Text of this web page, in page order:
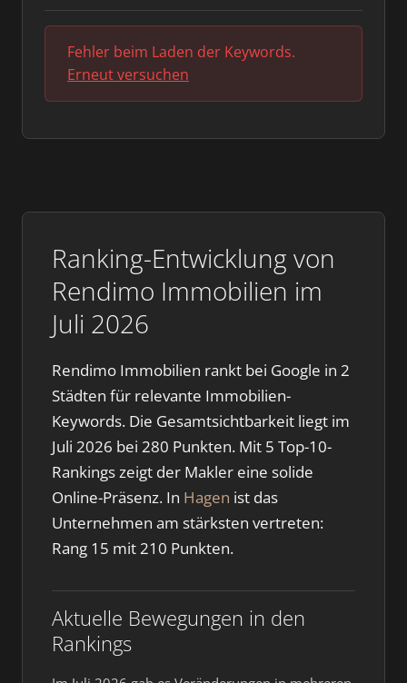
Ranking-Entwicklung von
Rendimo Immobilien im
Juli 2026
Rendimo Immobilien rankt bei Google in 2
Städten für relevante Immobilien-
Keywords. Die Gesamtsichtbarkeit liegt im
Juli 2026 bei 280 Punkten. Mit 5 Top-10-
Rankings zeigt der Makler eine solide
Online-Präsenz. In Hagen ist das
Unternehmen am stärksten vertreten:
Rang 15 mit 210 Punkten.
Aktuelle Bewegungen in den
Rankings
Fehler beim Laden der Keywords.
Erneut versuchen